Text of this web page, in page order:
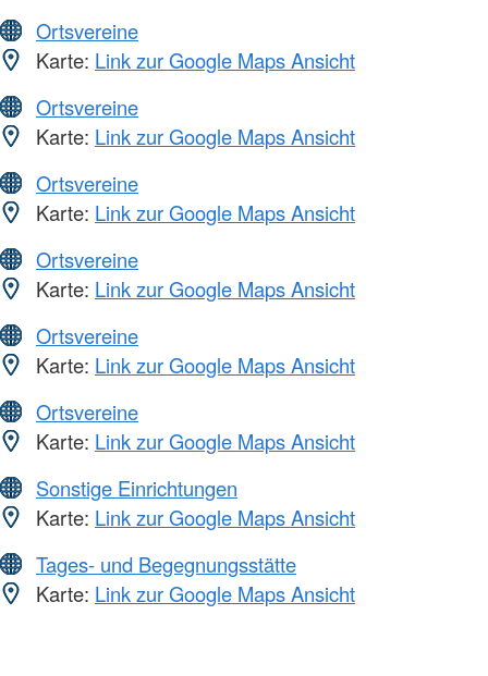
Ortsvereine
Karte: Link zur Google Maps Ansicht
Ortsvereine
Karte: Link zur Google Maps Ansicht
Ortsvereine
Karte: Link zur Google Maps Ansicht
Ortsvereine
Karte: Link zur Google Maps Ansicht
Ortsvereine
Karte: Link zur Google Maps Ansicht
Ortsvereine
Karte: Link zur Google Maps Ansicht
Sonstige Einrichtungen
Karte: Link zur Google Maps Ansicht
Tages- und Begegnungsstätte
Karte: Link zur Google Maps Ansicht